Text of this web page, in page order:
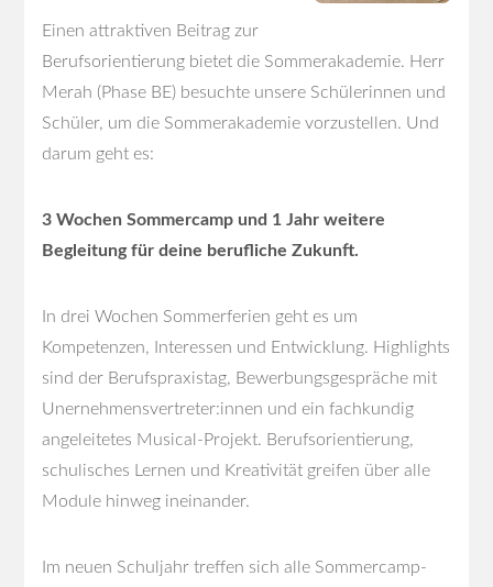
Einen attraktiven Beitrag zur
Berufsorientierung bietet die Sommerakademie. Herr
Merah (Phase BE) besuchte unsere Schülerinnen und
Schüler, um die Sommerakademie vorzustellen. Und
darum geht es:
3 Wochen Sommercamp und 1 Jahr weitere
Begleitung für deine berufliche Zukunft.
In drei Wochen Sommerferien geht es um
Kompetenzen, Interessen und Entwicklung. Highlights
sind der Berufspraxistag, Bewerbungsgespräche mit
Unernehmensvertreter:innen und ein fachkundig
angeleitetes Musical-Projekt. Berufsorientierung,
schulisches Lernen und Kreativität greifen über alle
Module hinweg ineinander.
Im neuen Schuljahr treffen sich alle Sommercamp-